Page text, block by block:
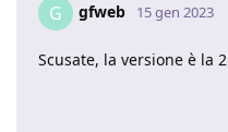
G gfweb 15 gen 2023
Scusate, la versione è la